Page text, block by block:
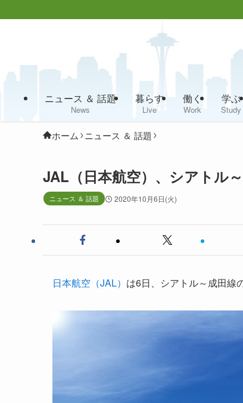
ニュース ＆ 話題
News
暮らす
Live
働く
Work
学ぶ
Study
ホーム ニュース ＆ 話題
JAL（日本航空）、シアトル
ニュース ＆ 話題 2020年10月6日(火)
日本航空（JAL） は6日、シアトル～成田線